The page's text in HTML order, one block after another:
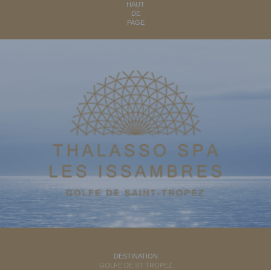
HAUT
DE
PAGE
DESTINATION
GOLFE DE ST TROPEZ